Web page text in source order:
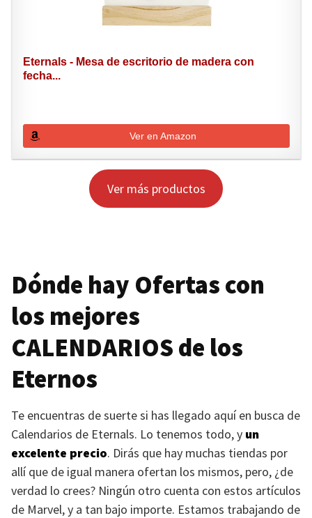
Eternals - Mesa de escritorio de madera con
fecha...
Ver en Amazon
Ver más productos
Dónde hay Ofertas con
los mejores
CALENDARIOS de los
Eternos
Te encuentras de suerte si has llegado aquí en busca de
Calendarios de Eternals. Lo tenemos todo, y un
excelente precio. Dirás que hay muchas tiendas por
allí que de igual manera ofertan los mismos, pero, ¿de
verdad lo crees? Ningún otro cuenta con estos artículos
de Marvel, y a tan bajo importe. Estamos trabajando de